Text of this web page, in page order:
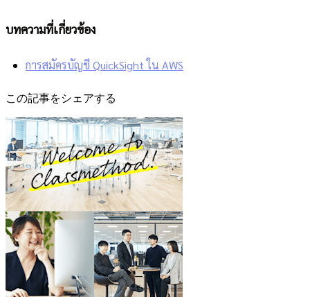
บทความที่เกี่ยวข้อง
การสมัครบัญชี QuickSight ใน AWS
この記事をシェアする